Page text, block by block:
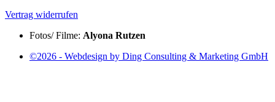
Vertrag widerrufen
Fotos/ Filme: Alyona Rutzen
©2026 - Webdesign by Ding Consulting & Marketing GmbH